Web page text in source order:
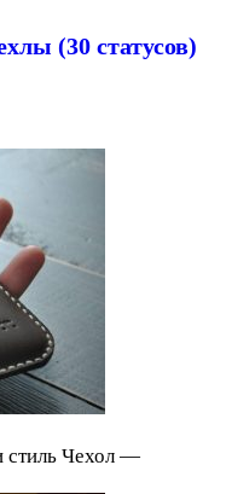
(30 статусов)
стиль Чехол —